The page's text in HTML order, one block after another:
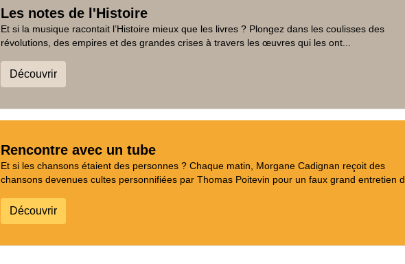
Les notes de l'Histoire
Et si la musique racontait l’Histoire mieux que les livres ? Plongez dans les coulisses des
révolutions, des empires et des grandes crises à travers les œuvres qui les ont...
Découvrir
Rencontre avec un tube
Et si les chansons étaient des personnes ? Chaque matin, Morgane Cadignan reçoit des
chansons devenues cultes personnifiées par Thomas Poitevin pour un faux grand entretien
Découvrir